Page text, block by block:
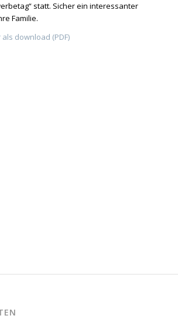
statt. Sicher ein interessanter
Familie.
download (PDF)